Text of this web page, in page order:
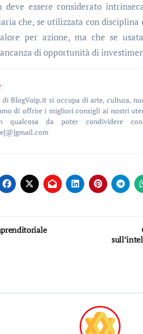
essere considerato
che, se utilizzata con
per azione, ma che se
di opportunità di
di offrire i migliori consigli ai nostri
qualcosa da poter condividere